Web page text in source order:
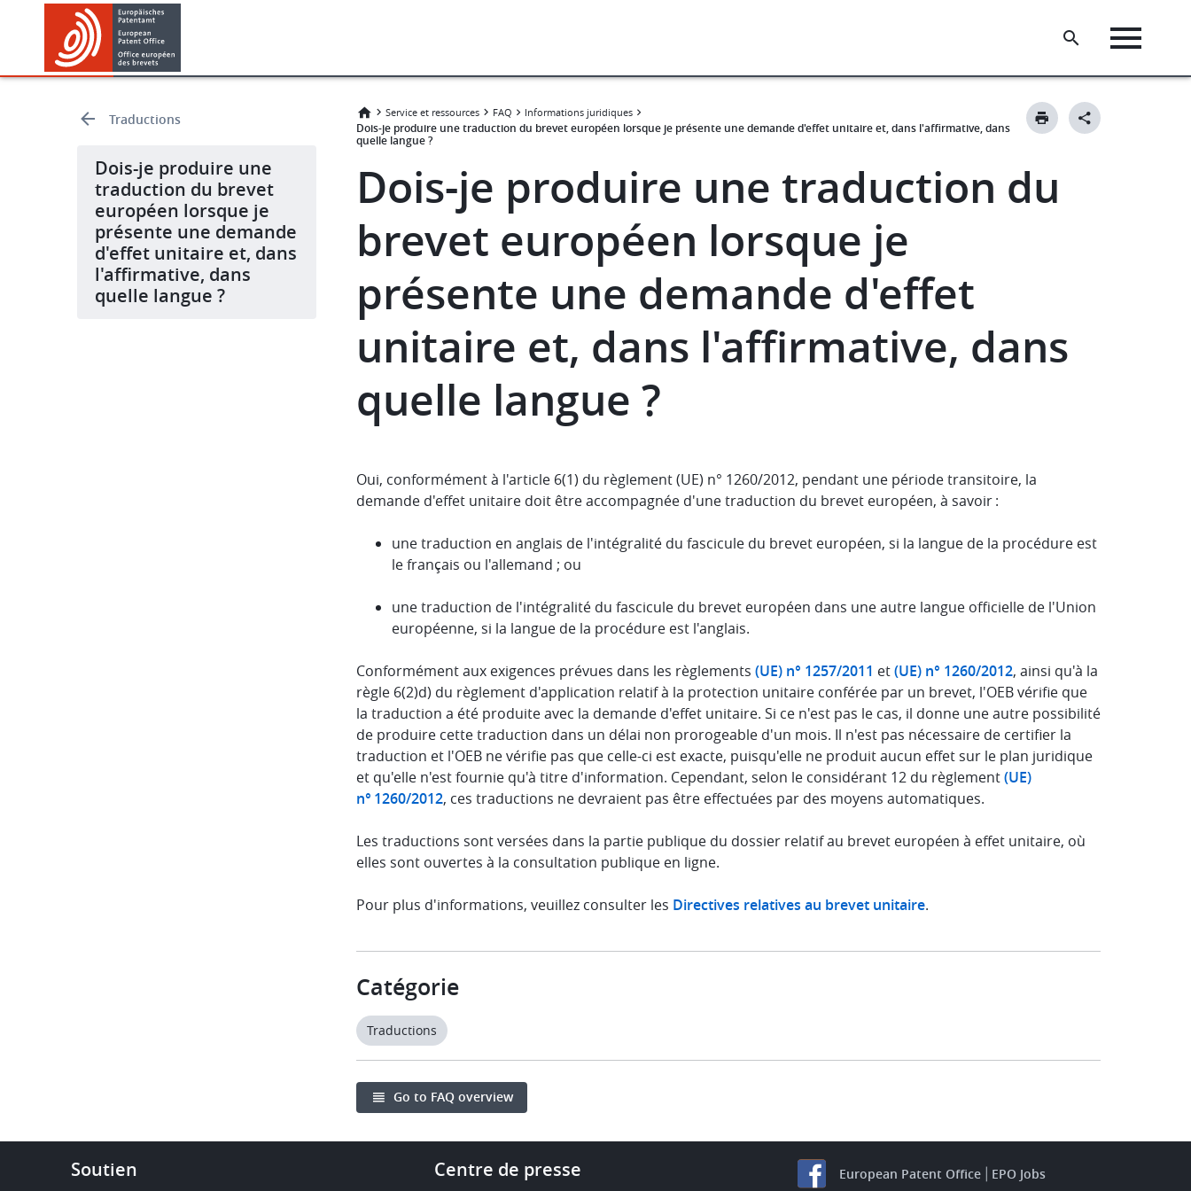
content
Traductions
Dois-je produire une
traduction du brevet
européen lorsque je
présente une demande
d'effet unitaire et, dans
l'affirmative, dans
quelle langue ?
Service et ressources FAQ Informations juridiques
Dois-je produire une traduction du brevet européen lorsque je présente une demande d'effet unitaire et, dans l'affirmative, dans
quelle langue ?
Dois-je produire une traduction du
brevet européen lorsque je
présente une demande d'effet
unitaire et, dans l'affirmative, dans
quelle langue ?
Oui, conformément à l'article 6(1) du règlement (UE) n° 1260/2012, pendant une période transitoire, la
demande d'effet unitaire doit être accompagnée d'une traduction du brevet européen, à savoir :
une traduction en anglais de l'intégralité du fascicule du brevet européen, si la langue de la procédure est
le français ou l'allemand ; ou
une traduction de l'intégralité du fascicule du brevet européen dans une autre langue officielle de l'Union
européenne, si la langue de la procédure est l'anglais.
Conformément aux exigences prévues dans les règlements (UE) n° 1257/2011 et(UE) n° 1260/2012, ainsi qu'à la
règle 6(2)d) du règlement d'application relatif à la protection unitaire conférée par un brevet, l'OEB vérifie que
la traduction a été produite avec la demande d'effet unitaire. Si ce n'est pas le cas, il donne une autre possibilité
de produire cette traduction dans un délai non prorogeable d'un mois. Il n'est pas nécessaire de certifier la
traduction et l'OEB ne vérifie pas que celle-ci est exacte, puisqu'elle ne produit aucun effet sur le plan juridique
et qu'elle n'est fournie qu'à titre d'information. Cependant, selon le considérant 12 du règlement(UE)
n° 1260/2012, ces traductions ne devraient pas être effectuées par des moyens automatiques.
Les traductions sont versées dans la partie publique du dossier relatif au brevet européen à effet unitaire, où
elles sont ouvertes à la consultation publique en ligne.
Pour plus d'informations, veuillez consulter les Directives relatives au brevet unitaire.
Catégorie
Traductions
Go to FAQ overview
Footer
Soutien
Footer
Centre de presse European Patent Office EPO Jobs